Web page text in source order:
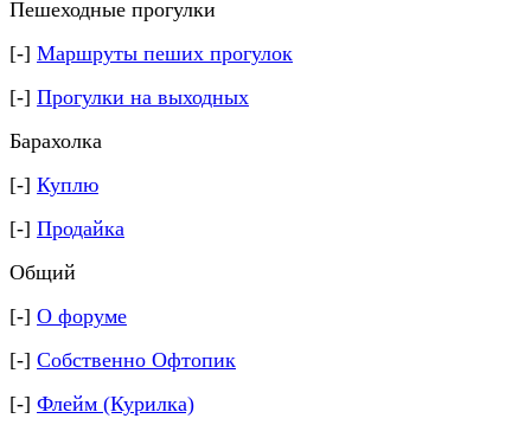
Пешеходные прогулки
[-] Маршруты пеших прогулок
[-] Прогулки на выходных
Барахолка
[-] Куплю
[-] Продайка
Общий
[-] О форуме
[-] Собственно Офтопик
[-] Флейм (Курилка)